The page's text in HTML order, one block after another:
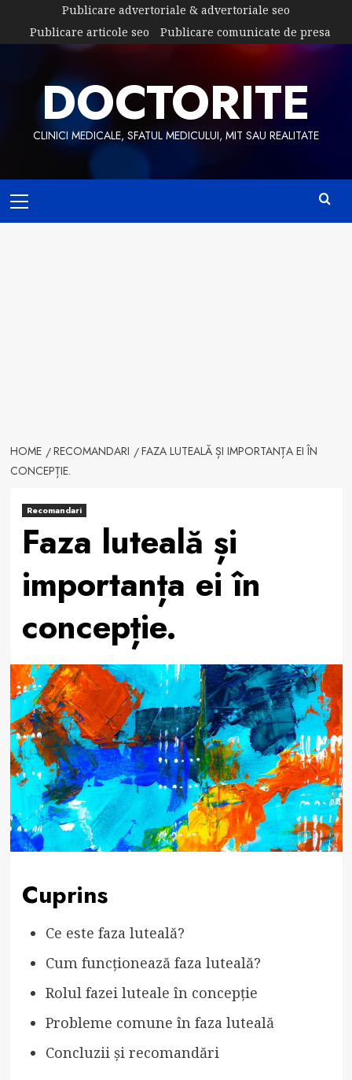
content
Publicare advertoriale & advertoriale seo
Publicare articole seo
Publicare comunicate de presa
DOCTORITE
CLINICI MEDICALE, SFATUL MEDICULUI, MIT SAU REALITATE
Menu
HOME RECOMANDARI
FAZA LUTEALĂ ȘI IMPORTANȚA EI ÎN
CONCEPȚIE.
Recomandari
Faza luteală și
importanța ei în
concepție.
Cuprins
Ce este faza luteală?
Cum funcționează faza luteală?
Rolul fazei luteale în concepție
Probleme comune în faza luteală
Concluzii și recomandări